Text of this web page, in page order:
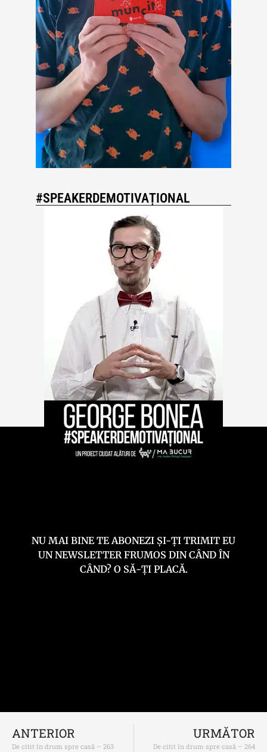
#SPEAKERDEMOTIVAȚIONAL
NU MAI BINE TE ABONEZI ȘI-ȚI TRIMIT EU
UN NEWSLETTER FRUMOS DIN CÂND ÎN
CÂND? O SĂ-ȚI PLACĂ.
ANTERIOR
De citit în drum spre casă – 263
URMĂTOR
De citit în drum spre casă – 264